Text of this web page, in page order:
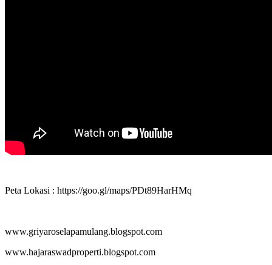
Peta Lokasi : https://goo.gl/maps/PDt89HarHMq
www.griyaroselapamulang.blogspot.com
www.hajaraswadproperti.blogspot.com